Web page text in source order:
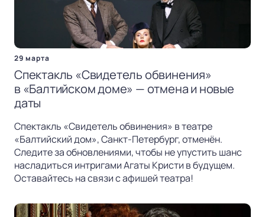
29 марта
Спектакль «Свидетель обвинения»
в «Балтийском доме» — отмена и новые
даты
Спектакль «Свидетель обвинения» в театре
«Балтийский дом», Санкт-Петербург, отменён.
Следите за обновлениями, чтобы не упустить шанс
насладиться интригами Агаты Кристи в будущем.
Оставайтесь на связи с афишей театра!